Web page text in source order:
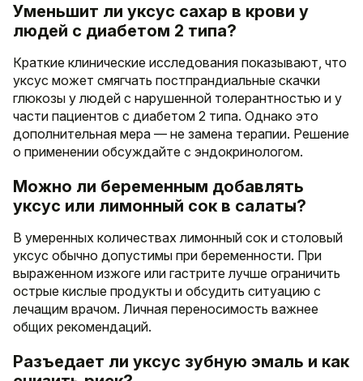
Уменьшит ли уксус сахар в крови у
людей с диабетом 2 типа?
Краткие клинические исследования показывают, что
уксус может смягчать постпрандиальные скачки
глюкозы у людей с нарушенной толерантностью и у
части пациентов с диабетом 2 типа. Однако это
дополнительная мера — не замена терапии. Решение
о применении обсуждайте с эндокринологом.
Можно ли беременным добавлять
уксус или лимонный сок в салаты?
В умеренных количествах лимонный сок и столовый
уксус обычно допустимы при беременности. При
выраженном изжоге или гастрите лучше ограничить
острые кислые продукты и обсудить ситуацию с
лечащим врачом. Личная переносимость важнее
общих рекомендаций.
Разъедает ли уксус зубную эмаль и как